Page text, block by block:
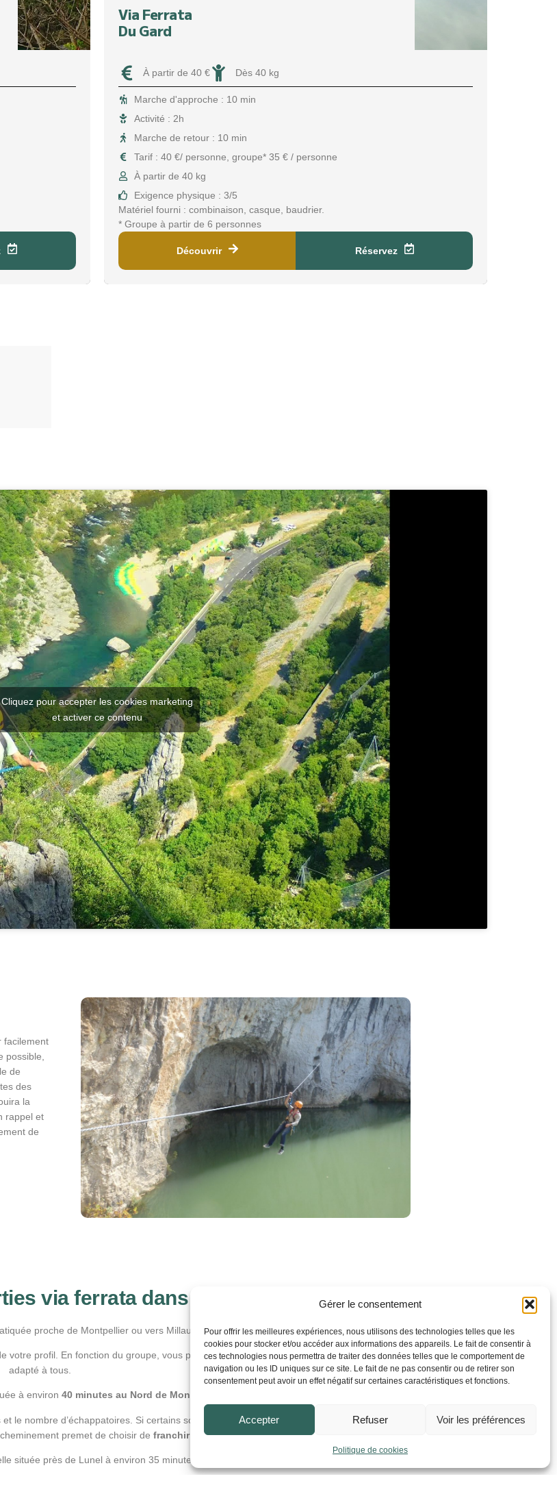
Gérer le consentement
Pour offrir les meilleures expériences, nous utilisons des technologies telles que les
cookies pour stocker et/ou accéder aux informations des appareils. Le fait de consentir à
ces technologies nous permettra de traiter des données telles que le comportement de
navigation ou les ID uniques sur ce site. Le fait de ne pas consentir ou de retirer son
consentement peut avoir un effet négatif sur certaines caractéristiques et fonctions.
Accepter Refuser Voir les préférences
Politique de cookies
Via Ferrata
Du Gard
À partir de 40 € Dès 40 kg
Marche d'approche : 10 min
Activité : 2h
Marche de retour : 10 min
Tarif : 40 €/ personne, groupe* 35 € / personne
À partir de 40 kg
Exigence physique : 3/5
Matériel fourni : combinaison, casque, baudrier.
* Groupe à partir de 6 personnes
Découvrir Réservez
Cliquez pour accepter les cookies marketing
et activer ce contenu
facilement
possible,
de
des
la
rappel et
de
via ferrata dans l'Hérault ?
proche de Montpellier ou vers Millau.
profil. En fonction du groupe, vous pourrez vous orienter vers un parcours plus ou moins
adapté à tous.
à environ 40 minutes au Nord de Montpellier
le nombre d’échappatoires. Si certains sont amateurs de sensations fortes et d’autres plutôt
premet de choisir de franchirdes passages vertigineux ou de les
située près de Lunel à environ 35 minutes au Nord Est de Montpellier.